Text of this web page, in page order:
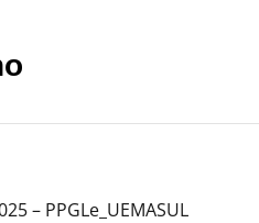
– PPGLe_UEMASUL